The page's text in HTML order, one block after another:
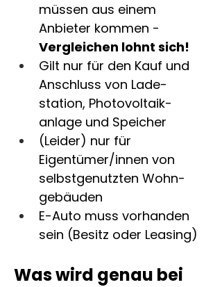
müssen aus einem
Anbieter kommen -
Vergleichen lohnt sich!
Gilt nur für den Kauf und
An­schluss von Lade­
station, Photo­voltaik­
anlage und Speicher
(Leider) nur für
Eigentümer/innen von
selbst­genutzten Wohn­
gebäuden
E-Auto muss vorhanden
sein (Besitz oder Leasing)
Was wird genau bei